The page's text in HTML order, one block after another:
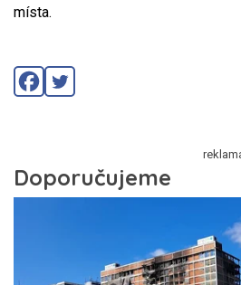
místa.